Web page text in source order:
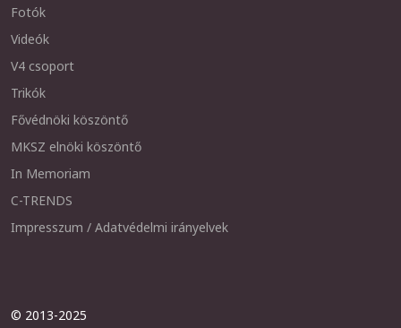
Fotók
Videók
V4 csoport
Trikók
Fővédnöki köszöntő
MKSZ elnöki köszöntő
In Memoriam
C-TRENDS
Impresszum / Adatvédelmi irányelvek
© 2013-2025